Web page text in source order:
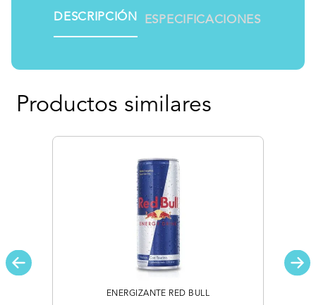
DESCRIPCIÓN ESPECIFICACIONES
Productos similares
ENERGIZANTE RED BULL